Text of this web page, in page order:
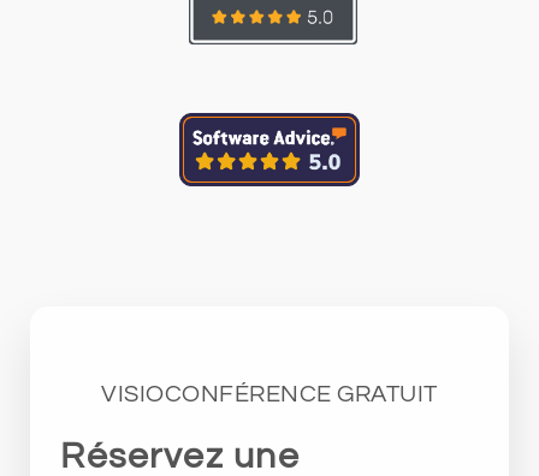
VISIOCONFÉRENCE GRATUIT
Réservez une